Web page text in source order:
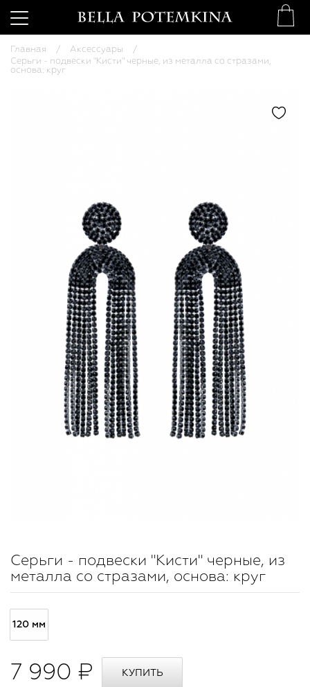
Главная
Аксессуары
Серьги - подвески "Кисти" черные, из металла со стразами,
основа: круг
Серьги - подвески "Кисти" черные, из
металла со стразами, основа: круг
120 мм
7 990 ₽